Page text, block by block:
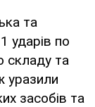
та
ударів по
складу та
уразили
засобів та